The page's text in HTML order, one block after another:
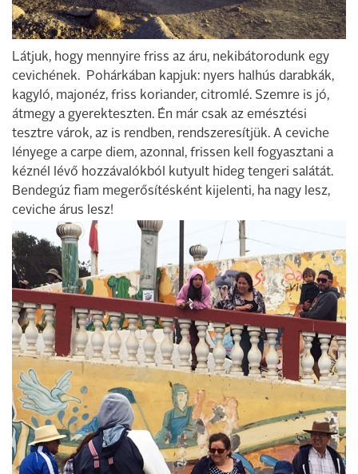
Látjuk, hogy mennyire friss az áru, nekibátorodunk egy
cevichének. Pohárkában kapjuk: nyers halhús darabkák,
kagyló, majonéz, friss koriander, citromlé. Szemre is jó,
átmegy a gyerekteszten. Én már csak az emésztési
tesztre várok, az is rendben, rendszeresítjük. A ceviche
lényege a carpe diem, azonnal, frissen kell fogyasztani a
kéznél lévő hozzávalókból kutyult hideg tengeri salátát.
Bendegúz fiam megerősítésként kijelenti, ha nagy lesz,
ceviche árus lesz!